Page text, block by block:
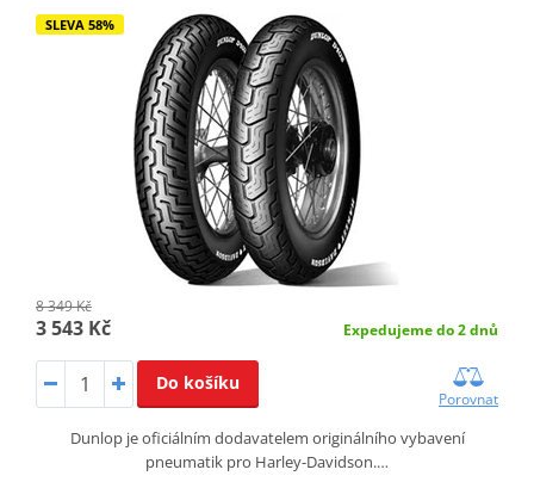
SLEVA 58%
8 349 Kč
3 543 Kč Expedujeme do 2 dnů
Do košíku
Porovnat
Dunlop je oficiálním dodavatelem originálního vybavení
pneumatik pro Harley-Davidson.…